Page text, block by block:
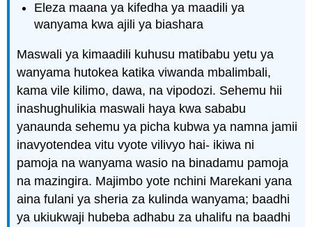
Eleza maana ya kifedha ya maadili ya
wanyama kwa ajili ya biashara
Maswali ya kimaadili kuhusu matibabu yetu ya
wanyama hutokea katika viwanda mbalimbali,
kama vile kilimo, dawa, na vipodozi. Sehemu hii
inashughulikia maswali haya kwa sababu
yanaunda sehemu ya picha kubwa ya namna jamii
inavyotendea vitu vyote vilivyo hai- ikiwa ni
pamoja na wanyama wasio na binadamu pamoja
na mazingira. Majimbo yote nchini Marekani yana
aina fulani ya sheria za kulinda wanyama; baadhi
ya ukiukwaji hubeba adhabu za uhalifu na baadhi